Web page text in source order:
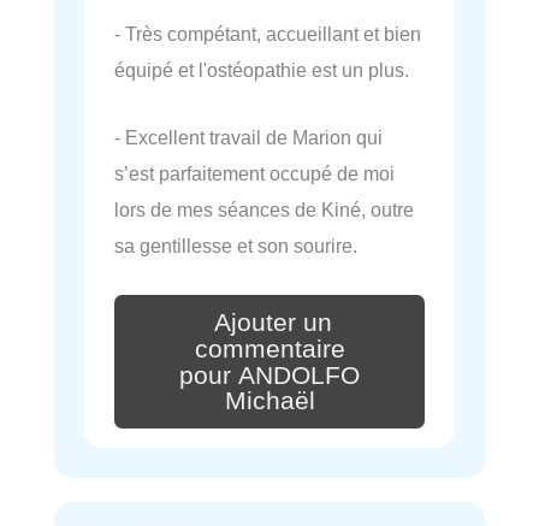
- Très compétant, accueillant et bien
équipé et l'ostéopathie est un plus.
- Excellent travail de Marion qui
s’est parfaitement occupé de moi
lors de mes séances de Kiné, outre
sa gentillesse et son sourire.
Ajouter un
commentaire
pour ANDOLFO
Michaël